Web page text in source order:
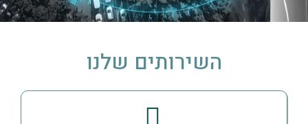
השירותים שלנו